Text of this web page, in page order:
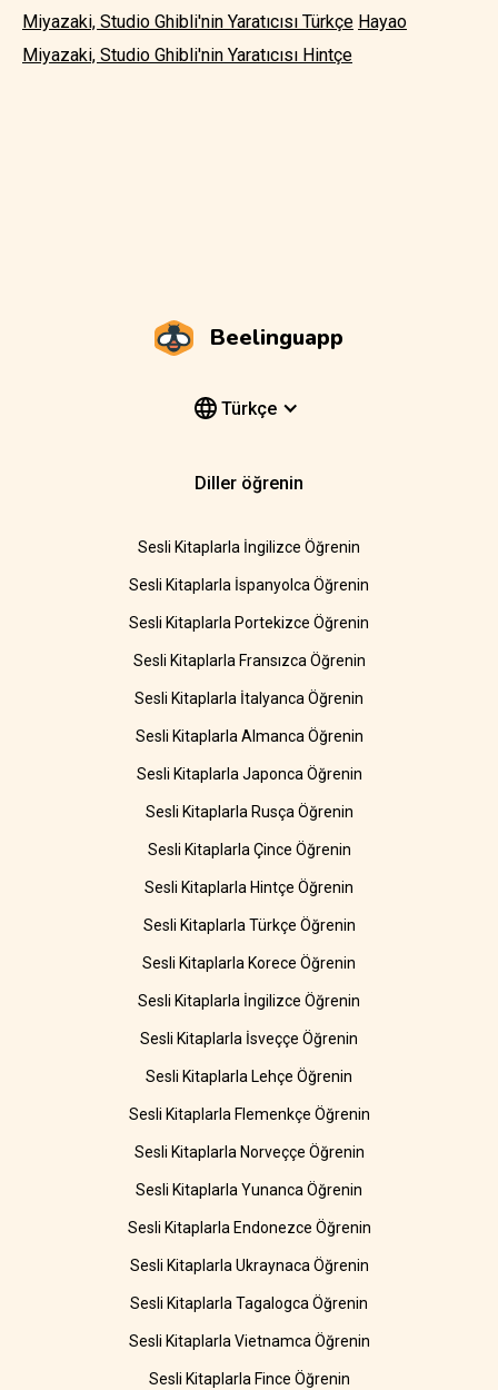
Miyazaki, Studio Ghibli'nin Yaratıcısı Türkçe Hayao
Miyazaki, Studio Ghibli'nin Yaratıcısı Hintçe
Beelinguapp
Türkçe
Diller öğrenin
Sesli Kitaplarla İngilizce Öğrenin
Sesli Kitaplarla İspanyolca Öğrenin
Sesli Kitaplarla Portekizce Öğrenin
Sesli Kitaplarla Fransızca Öğrenin
Sesli Kitaplarla İtalyanca Öğrenin
Sesli Kitaplarla Almanca Öğrenin
Sesli Kitaplarla Japonca Öğrenin
Sesli Kitaplarla Rusça Öğrenin
Sesli Kitaplarla Çince Öğrenin
Sesli Kitaplarla Hintçe Öğrenin
Sesli Kitaplarla Türkçe Öğrenin
Sesli Kitaplarla Korece Öğrenin
Sesli Kitaplarla İngilizce Öğrenin
Sesli Kitaplarla İsveççe Öğrenin
Sesli Kitaplarla Lehçe Öğrenin
Sesli Kitaplarla Flemenkçe Öğrenin
Sesli Kitaplarla Norveççe Öğrenin
Sesli Kitaplarla Yunanca Öğrenin
Sesli Kitaplarla Endonezce Öğrenin
Sesli Kitaplarla Ukraynaca Öğrenin
Sesli Kitaplarla Tagalogca Öğrenin
Sesli Kitaplarla Vietnamca Öğrenin
Sesli Kitaplarla Fince Öğrenin